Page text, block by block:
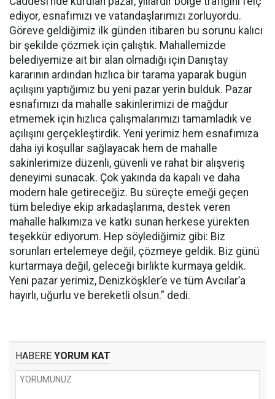
ediyor, esnafımızı ve vatandaşlarımızı zorluyordu.
Göreve geldiğimiz ilk günden itibaren bu sorunu kalıcı
bir şekilde çözmek için çalıştık. Mahallemizde
belediyemize ait bir alan olmadığı için Danıştay
kararının ardından hızlıca bir tarama yaparak bugün
açılışını yaptığımız bu yeni pazar yerin bulduk. Pazar
esnafımızı da mahalle sakinlerimizi de mağdur
etmemek için hızlıca çalışmalarımızı tamamladık ve
açılışını gerçekleştirdik. Yeni yerimiz hem esnafımıza
daha iyi koşullar sağlayacak hem de mahalle
sakinlerimize düzenli, güvenli ve rahat bir alışveriş
deneyimi sunacak. Çok yakında da kapalı ve daha
modern hale getireceğiz. Bu süreçte emeği geçen
tüm belediye ekip arkadaşlarıma, destek veren
mahalle halkımıza ve katkı sunan herkese yürekten
teşekkür ediyorum. Hep söylediğimiz gibi: Biz
sorunları ertelemeye değil, çözmeye geldik. Biz günü
kurtarmaya değil, geleceği birlikte kurmaya geldik.
Yeni pazar yerimiz, Denizköşkler’e ve tüm Avcılar’a
hayırlı, uğurlu ve bereketli olsun.” dedi.
HABERE YORUM KAT